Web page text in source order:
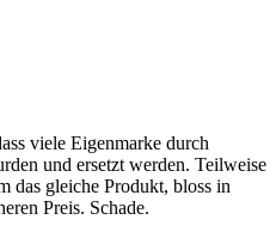
viele Eigenmarke durch
und ersetzt werden. Teilweise
das gleiche Produkt, bloss in
Preis. Schade.